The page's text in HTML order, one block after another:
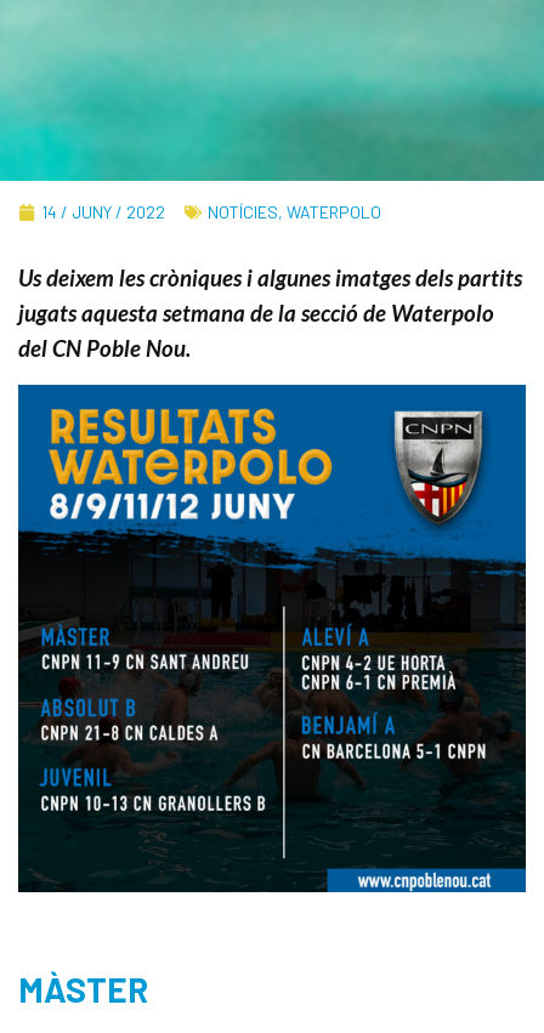
14 / JUNY / 2022 NOTÍCIES, WATERPOLO
Us deixem les cròniques i algunes imatges dels partits
jugats aquesta setmana de la secció de Waterpolo
del CN Poble Nou.
MÀSTER